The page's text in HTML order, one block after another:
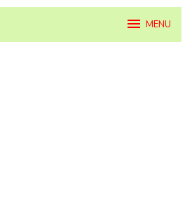
MENU